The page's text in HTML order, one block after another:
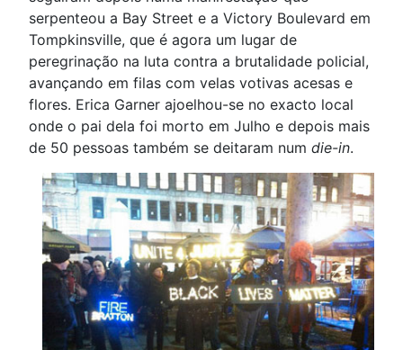
serpenteou a Bay Street e a Victory Boulevard em
Tompkinsville, que é agora um lugar de
peregrinação na luta contra a brutalidade policial,
avançando em filas com velas votivas acesas e
flores. Erica Garner ajoelhou-se no exacto local
onde o pai dela foi morto em Julho e depois mais
de 50 pessoas também se deitaram num die-in.